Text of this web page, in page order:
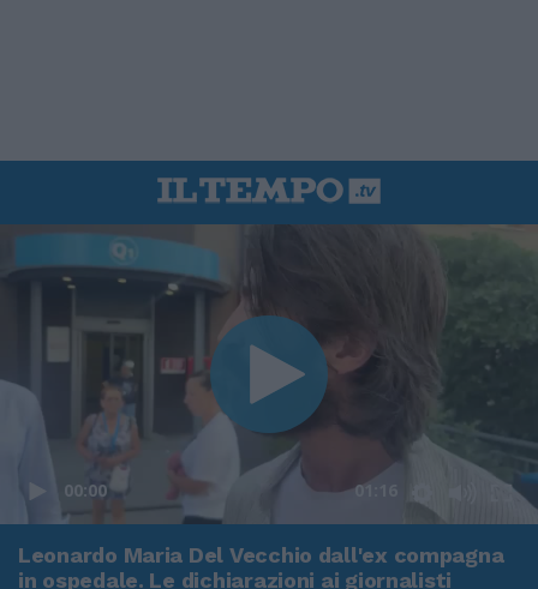
00:00 01:16
Leonardo Maria Del Vecchio dall'ex compagna
in ospedale. Le dichiarazioni ai giornalisti